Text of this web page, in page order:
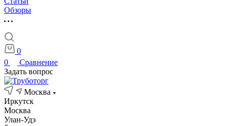
Обзоры
0
0
Сравнение
Задать вопрос
Москва
Иркутск
Москва
Улан-Удэ